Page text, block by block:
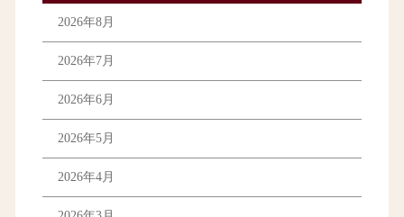
2026年8月
2026年7月
2026年6月
2026年5月
2026年4月